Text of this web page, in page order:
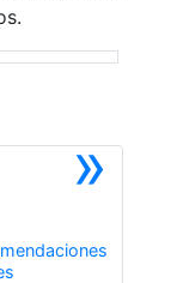
»